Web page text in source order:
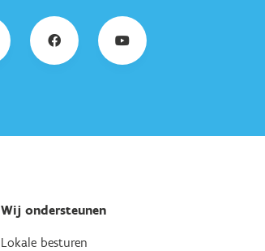
Wij ondersteunen
Lokale besturen